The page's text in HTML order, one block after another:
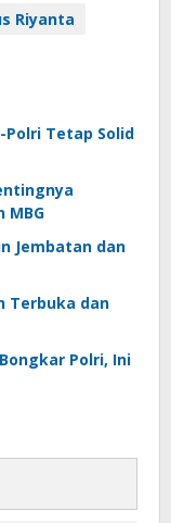
Riyanta
Polri Tetap Solid
MBG
Jembatan dan
Terbuka dan
Polri, Ini